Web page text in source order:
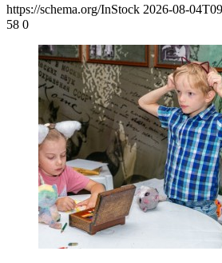
https://schema.org/InStock 2026-08-
58 0